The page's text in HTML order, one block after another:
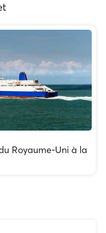
Royaume-Uni à la